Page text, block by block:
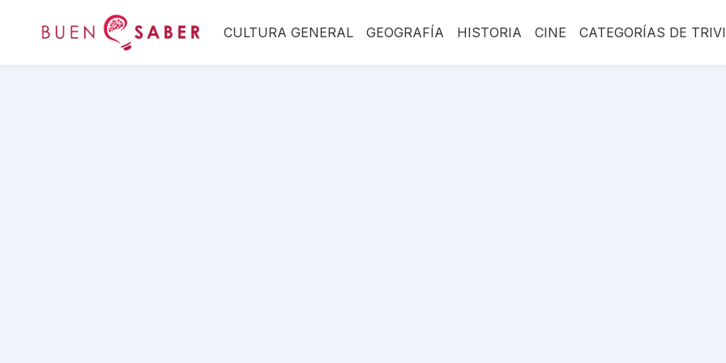
CULTURA GENERAL GEOGRAFÍA HISTORIA CINE CATEGORÍAS DE